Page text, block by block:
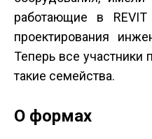
работающие в
проектирования
Теперь все участники
такие семейства.
О формах